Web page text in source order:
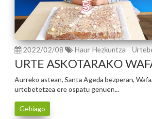
2022/02/08 Haur Hezkuntza
URTE ASKOTARAKO
Aurreko astean, Santa Ageda bezperan,
urtebetetzea ere ospatu genuen...
Gehiago